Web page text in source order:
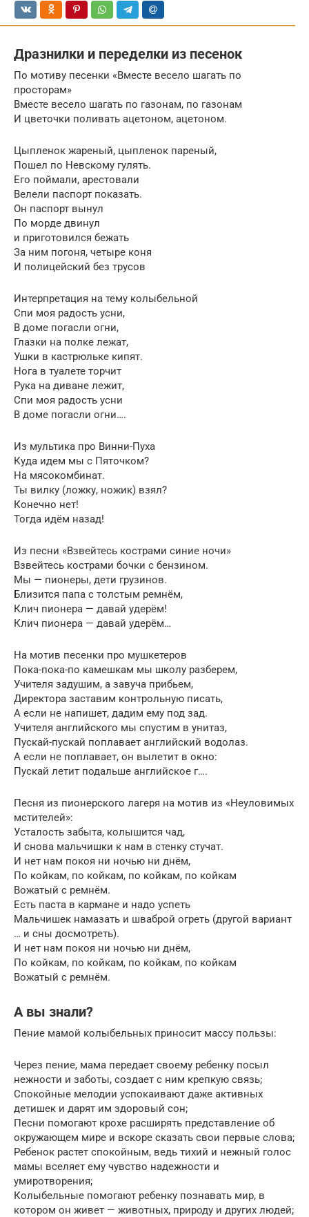
Дразнилки и переделки из песенок
По мотиву песенки «Вместе весело шагать по
просторам»
Вместе весело шагать по газонам, по газонам
И цветочки поливать ацетоном, ацетоном.
Цыпленок жареный, цыпленок пареный,
Пошел по Невскому гулять.
Его поймали, арестовали
Велели паспорт показать.
Он паспорт вынул
По морде двинул
и приготовился бежать
За ним погоня, четыре коня
И полицейский без трусов
Интерпретация на тему колыбельной
Спи моя радость усни,
В доме погасли огни,
Глазки на полке лежат,
Ушки в кастрюльке кипят.
Нога в туалете торчит
Рука на диване лежит,
Спи моя радость усни
В доме погасли огни….
Из мультика про Винни-Пуха
Куда идем мы с Пяточком?
На мясокомбинат.
Ты вилку (ложку, ножик) взял?
Конечно нет!
Тогда идём назад!
Из песни «Взвейтесь кострами синие ночи»
Взвейтесь кострами бочки с бензином.
Мы — пионеры, дети грузинов.
Близится папа с толстым ремнём,
Клич пионера — давай удерём!
Клич пионера — давай удерём…
На мотив песенки про мушкетеров
Пока-пока-по камешкам мы школу разберем,
Учителя задушим, а завуча прибьем,
Директора заставим контрольную писать,
А если не напишет, дадим ему под зад.
Учителя английского мы спустим в унитаз,
Пускай-пускай поплавает английский водолаз.
А если не поплавает, он вылетит в окно:
Пускай летит подальше английское г….
Песня из пионерского лагеря на мотив из «Неуловимых
мстителей»:
Усталость забыта, колышится чад,
И снова мальчишки к нам в стенку стучат.
И нет нам покоя ни ночью ни днём,
По койкам, по койкам, по койкам, по койкам
Вожатый с ремнём.
Есть паста в кармане и надо успеть
Мальчишек намазать и шваброй огреть (другой вариант
… и сны досмотреть).
И нет нам покоя ни ночью ни днём,
По койкам, по койкам, по койкам, по койкам
Вожатый с ремнём.
А вы знали?
Пение мамой колыбельных приносит массу пользы:
Через пение, мама передает своему ребенку посыл
нежности и заботы, создает с ним крепкую связь;
Спокойные мелодии успокаивают даже активных
детишек и дарят им здоровый сон;
Песни помогают крохе расширять представление об
окружающем мире и вскоре сказать свои первые слова;
Ребенок растет спокойным, ведь тихий и нежный голос
мамы вселяет ему чувство надежности и
умиротворения;
Колыбельные помогают ребенку познавать мир, в
котором он живет — животных, природу и других людей;